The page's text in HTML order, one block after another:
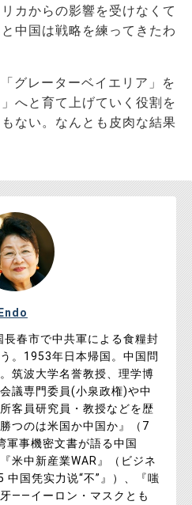
カからの影響を受けなくて
中国は戦略を練ってきたわ
グレーターベイエリア」を
へと育て上げていく役割を
ない。なんとも皮肉な結果
春市で中共軍による食糧封
。1953年日本帰国。中国問
筑波大学名誉教授、理学博
議専門委員(小泉政権)や中
客員研究員・教授などを歴
つのは米国か中国か』（7
軍事機密文書が語る中国
米中新産業WAR』（ビジネ
中国凭实力说“不”』）、『嗤
――イーロン・マスクとも